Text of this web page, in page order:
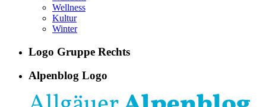
Wellness
Kultur
Winter
Logo Gruppe Rechts
Alpenblog Logo